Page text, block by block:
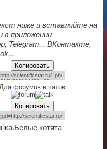
ниже и вставляйте на
в приложении
Telegram... ВКонтакте,
Копировать
Для форумов и чатов
Копировать